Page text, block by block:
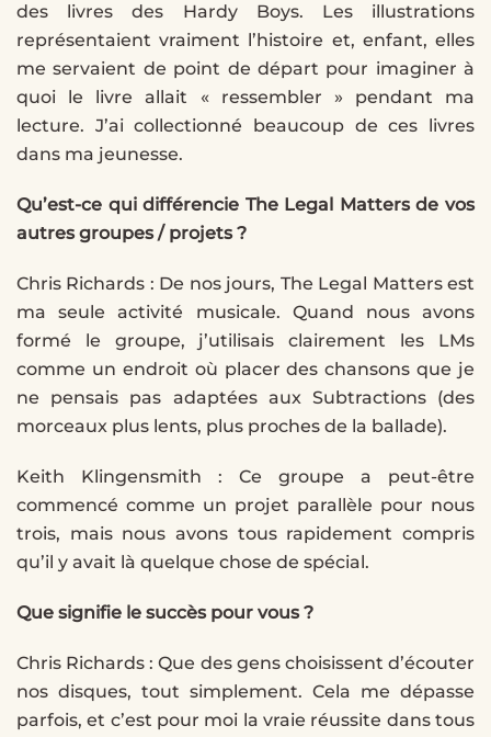
des livres des Hardy Boys. Les illustrations
représentaient vraiment l’histoire et, enfant, elles
me servaient de point de départ pour imaginer à
quoi le livre allait « ressembler » pendant ma
lecture. J’ai collectionné beaucoup de ces livres
dans ma jeunesse.
Qu’est-ce qui différencie The Legal Matters de vos
autres groupes / projets ?
Chris Richards : De nos jours, The Legal Matters est
ma seule activité musicale. Quand nous avons
formé le groupe, j’utilisais clairement les LMs
comme un endroit où placer des chansons que je
ne pensais pas adaptées aux Subtractions (des
morceaux plus lents, plus proches de la ballade).
Keith Klingensmith : Ce groupe a peut-être
commencé comme un projet parallèle pour nous
trois, mais nous avons tous rapidement compris
qu’il y avait là quelque chose de spécial.
Que signifie le succès pour vous ?
Chris Richards : Que des gens choisissent d’écouter
nos disques, tout simplement. Cela me dépasse
parfois, et c’est pour moi la vraie réussite dans tous